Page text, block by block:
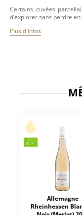
Certains cuvées
d’explorer sans perdre
Plus d'infos
Allemagne
Rheinhessen